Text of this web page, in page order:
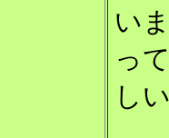
い
っ
し